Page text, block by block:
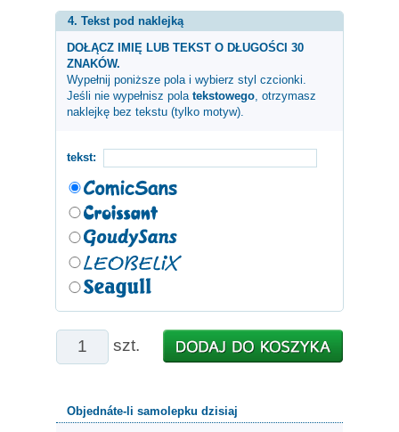
4. Tekst pod naklejką
DOŁĄCZ IMIĘ LUB TEKST O DŁUGOŚCI 30
ZNAKÓW.
Wypełnij poniższe pola i wybierz styl czcionki.
Jeśli nie wypełnisz pola tekstowego , otrzymasz
naklejkę bez tekstu (tylko motyw).
tekst:
szt.
Objednáte-li samolepku dzisiaj